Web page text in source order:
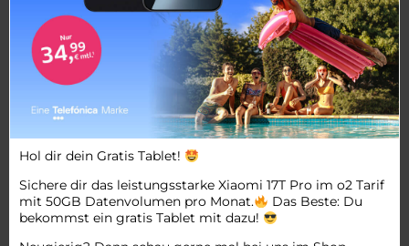
Hol dir dein Gratis Tablet!
Sichere dir das leistungsstarke Xiaomi 17T Pro im o2 Tarif
mit 50GB Datenvolumen pro Monat.
Das Beste: Du
bekommst ein gratis Tablet mit dazu!